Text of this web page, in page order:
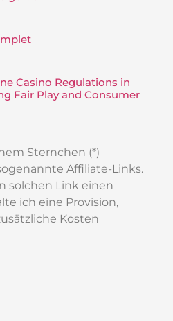
Casino Regulations in
Fair Play and Consumer
Sternchen (*)
Affiliate-Links.
solchen Link einen
ich eine Provision,
Kosten